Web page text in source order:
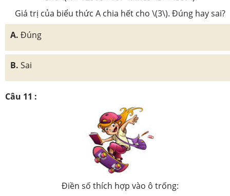
Giá trị của biểu thức A chia hết cho \(3\). Đúng hay sai?
A. Đúng
B. Sai
Câu 11 :
Điền số thích hợp vào ô trống: